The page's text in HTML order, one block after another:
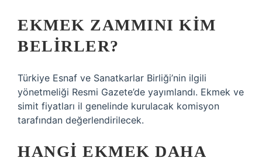
EKMEK ZAMMINI KIM
BELIRLER?
Türkiye Esnaf ve Sanatkarlar Birliği’nin ilgili
yönetmeliği Resmi Gazete’de yayımlandı. Ekmek ve
simit fiyatları il genelinde kurulacak komisyon
tarafından değerlendirilecek.
HANGI EKMEK DAHA